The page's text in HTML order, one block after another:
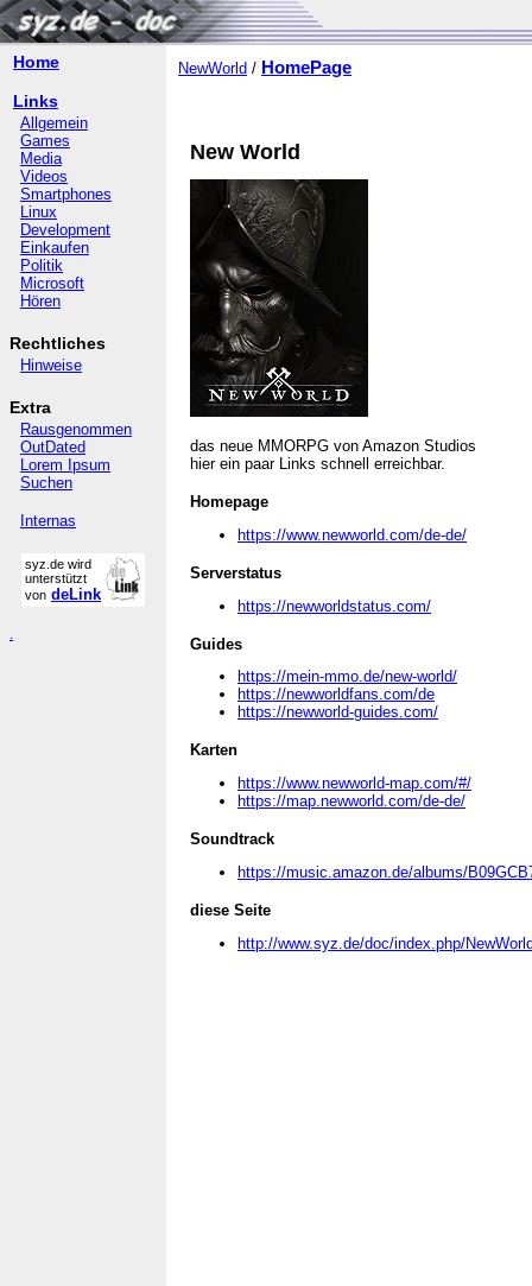
Home
Links
Allgemein
Games
Media
Videos
Smartphones
Linux
Development
Einkaufen
Politik
Microsoft
Hören
Rechtliches
Hinweise
Extra
Rausgenommen
OutDated
Lorem Ipsum
Suchen
Internas
syz.de wird
unterstützt
von deLink
NewWorld / HomePage
New World
das neue MMORPG von Amazon Studios
hier ein paar Links schnell erreichbar.
Homepage
https://www.newworld.com/de-de/
Serverstatus
https://newworldstatus.com/
Guides
https://mein-mmo.de/new-world/
https://newworldfans.com/de
https://newworld-guides.com/
Karten
https://www.newworld-map.com/#/
https://map.newworld.com/de-de/
Soundtrack
https://music.amazon.de/albums/
diese Seite
http://www.syz.de/doc/index.php/